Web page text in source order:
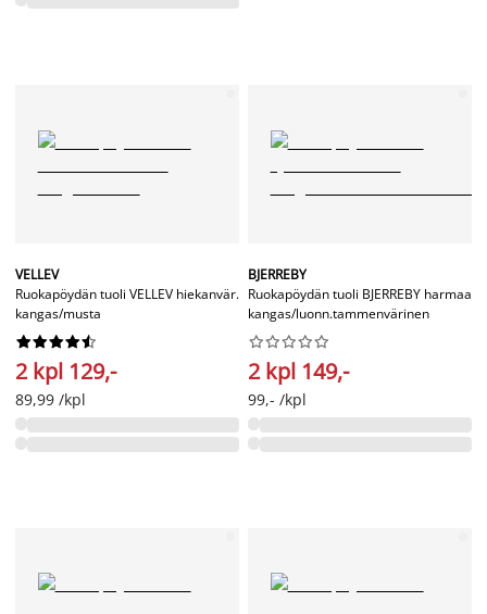
VELLEV
Ruokapöydän tuoli VELLEV hiekanvär.
kangas/musta






2 kpl 129,-
89,99 /kpl
BJERREBY
Ruokapöydän tuoli BJERREBY harmaa
kangas/luonn.tammenvärinen






2 kpl 149,-
99,- /kpl